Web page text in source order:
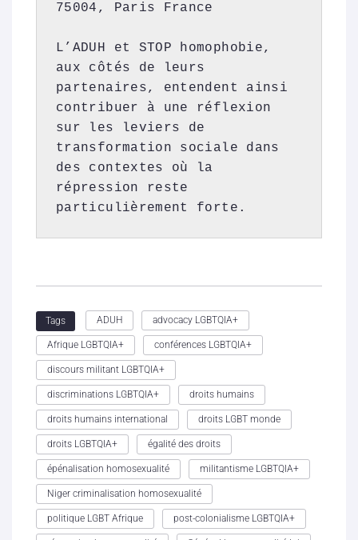
75004, Paris France
L’ADUH et STOP homophobie,
aux côtés de leurs
partenaires, entendent ainsi
contribuer à une réflexion
sur les leviers de
transformation sociale dans
des contextes où la
répression reste
particulièrement forte.
Tags ADUH advocacy LGBTQIA+
Afrique LGBTQIA+ conférences LGBTQIA+
discours militant LGBTQIA+
discriminations LGBTQIA+ droits humains
droits humains international droits LGBT monde
droits LGBTQIA+ égalité des droits
épénalisation homosexualité militantisme LGBTQIA+
Niger criminalisation homosexualité
politique LGBT Afrique post-colonialisme LGBTQIA+